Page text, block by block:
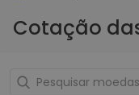
Cotação